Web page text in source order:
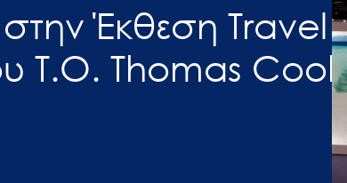
Έκθεση Travel
Τ.Ο. Τhomas Cook